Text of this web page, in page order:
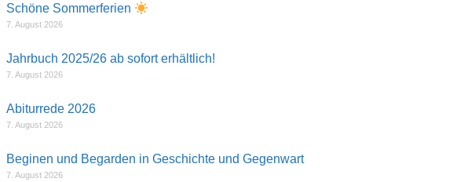
Schöne Sommerferien
7. August 2026
Jahrbuch 2025/26 ab sofort erhältlich!
7. August 2026
Abiturrede 2026
7. August 2026
Beginen und Begarden in Geschichte und Gegenwart
7. August 2026